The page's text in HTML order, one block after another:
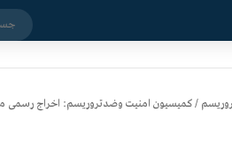
/کمیسیون امنیت وضدتروریسم: اخراج رسمی